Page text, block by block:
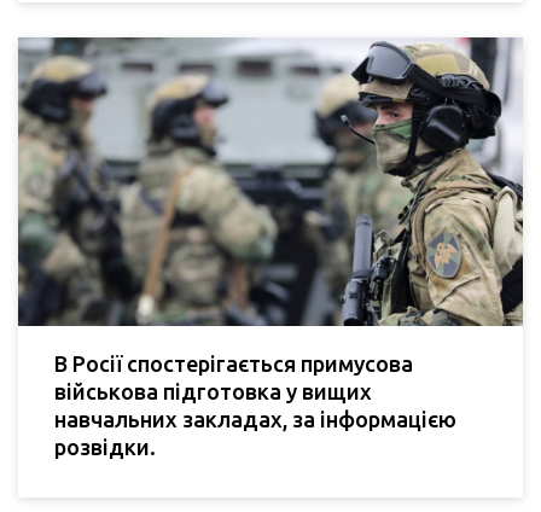
В Росії спостерігається примусова
військова підготовка у вищих
навчальних закладах, за інформацією
розвідки.